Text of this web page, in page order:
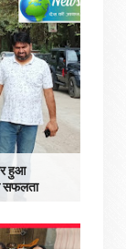
हुआ
सफलता